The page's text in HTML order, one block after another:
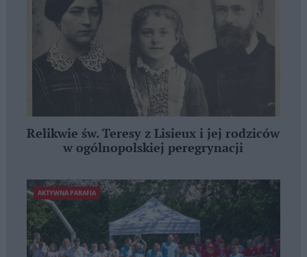
Relikwie św. Teresy z Lisieux i jej rodziców
w ogólnopolskiej peregrynacji
AKTYWNA PARAFIA